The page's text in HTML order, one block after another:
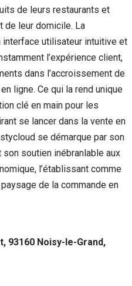
de leurs restaurants et
leur domicile. La
utilisateur intuitive et
l’expérience client,
dans l’accroissement de
ligne. Ce qui la rend unique
clé en main pour les
se lancer dans la vente en
se démarque par son
soutien inébranlable aux
l’établissant comme
de la commande en
93160 Noisy-le-Grand,